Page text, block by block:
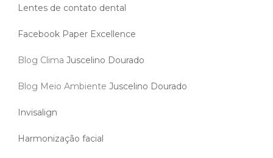
Lentes de contato dental
Facebook Paper Excellence
Blog Clima Juscelino Dourado
Blog Meio Ambiente Juscelino Dourado
Invisalign
Harmonização facial